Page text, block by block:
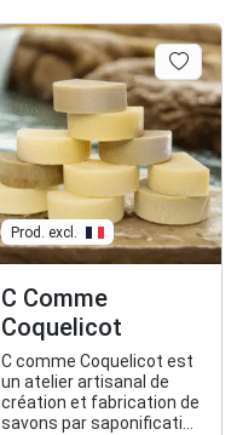
Prod. excl.
C Comme
Coquelicot
C comme Coquelicot est
un atelier artisanal de
création et fabrication de
savons par saponification